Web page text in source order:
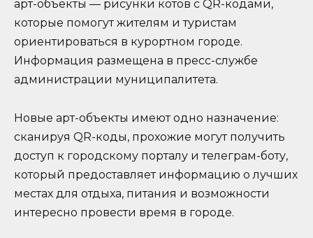
арт-объекты — рисунки котов с QR-кодами,
которые помогут жителям и туристам
ориентироваться в курортном городе.
Информация размещена в пресс-службе
администрации муниципалитета.
Новые арт-объекты имеют одно назначение:
сканируя QR-коды, прохожие могут получить
доступ к городскому порталу и телеграм-боту,
который предоставляет информацию о лучших
местах для отдыха, питания и возможности
интересно провести время в городе.